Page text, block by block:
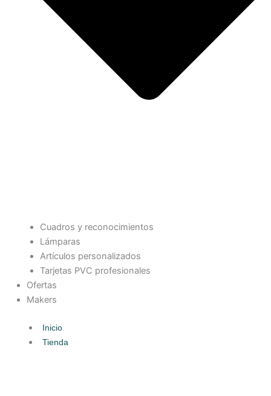
Cuadros y reconocimientos
Lámparas
Artículos personalizados
Tarjetas PVC profesionales
Ofertas
Makers
Inicio
Tienda